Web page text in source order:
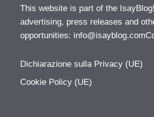
This website is part of the
advertising, press releases and
opportunities:
Dichiarazione sulla Privacy (UE)
Cookie Policy (UE)